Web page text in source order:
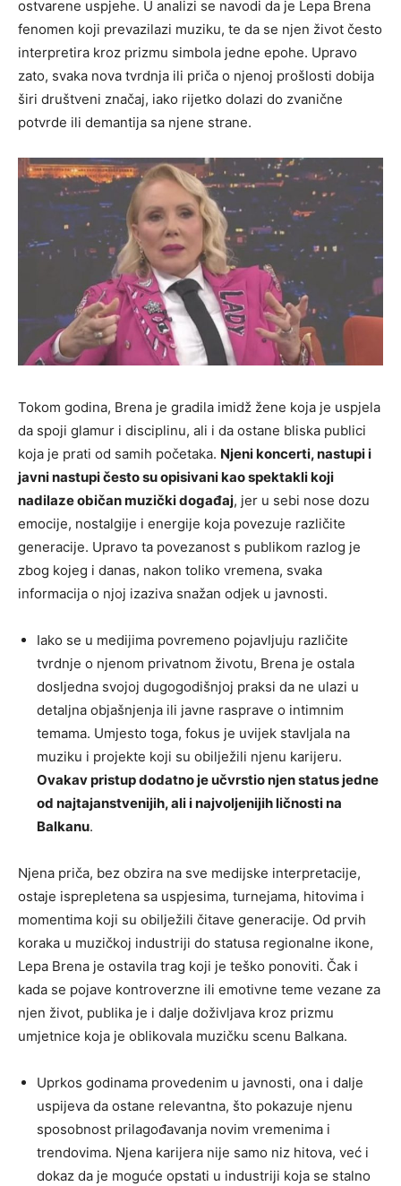
ostvarene uspjehe. U analizi se navodi da je Lepa Brena
fenomen koji prevazilazi muziku, te da se njen život često
interpretira kroz prizmu simbola jedne epohe. Upravo
zato, svaka nova tvrdnja ili priča o njenoj prošlosti dobija
širi društveni značaj, iako rijetko dolazi do zvanične
potvrde ili demantija sa njene strane.
Tokom godina, Brena je gradila imidž žene koja je uspjela
da spoji glamur i disciplinu, ali i da ostane bliska publici
koja je prati od samih početaka. Njeni koncerti, nastupi i
javni nastupi često su opisivani kao spektakli koji
nadilaze običan muzički događaj, jer u sebi nose dozu
emocije, nostalgije i energije koja povezuje različite
generacije. Upravo ta povezanost s publikom razlog je
zbog kojeg i danas, nakon toliko vremena, svaka
informacija o njoj izaziva snažan odjek u javnosti.
Iako se u medijima povremeno pojavljuju različite
tvrdnje o njenom privatnom životu, Brena je ostala
dosljedna svojoj dugogodišnjoj praksi da ne ulazi u
detaljna objašnjenja ili javne rasprave o intimnim
temama. Umjesto toga, fokus je uvijek stavljala na
muziku i projekte koji su obilježili njenu karijeru.
Ovakav pristup dodatno je učvrstio njen status jedne
od najtajanstvenijih, ali i najvoljenijih ličnosti na
Balkanu.
Njena priča, bez obzira na sve medijske interpretacije,
ostaje isprepletena sa uspjesima, turnejama, hitovima i
momentima koji su obilježili čitave generacije. Od prvih
koraka u muzičkoj industriji do statusa regionalne ikone,
Lepa Brena je ostavila trag koji je teško ponoviti. Čak i
kada se pojave kontroverzne ili emotivne teme vezane za
njen život, publika je i dalje doživljava kroz prizmu
umjetnice koja je oblikovala muzičku scenu Balkana.
Uprkos godinama provedenim u javnosti, ona i dalje
uspijeva da ostane relevantna, što pokazuje njenu
sposobnost prilagođavanja novim vremenima i
trendovima. Njena karijera nije samo niz hitova, već i
dokaz da je moguće opstati u industriji koja se stalno